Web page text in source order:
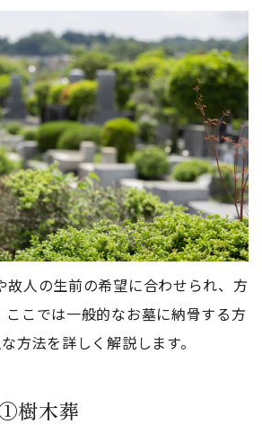
故人の生前の希望に合わせられ、方
ここでは一般的なお墓に納骨する方
方法を詳しく解説します。
樹木葬